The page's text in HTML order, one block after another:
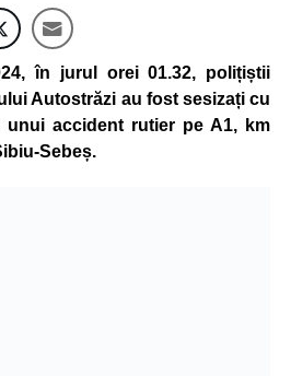
în jurul orei 01.32, polițiștii
Autostrăzi au fost sesizați cu
unui accident rutier pe A1, km
Sebeș.